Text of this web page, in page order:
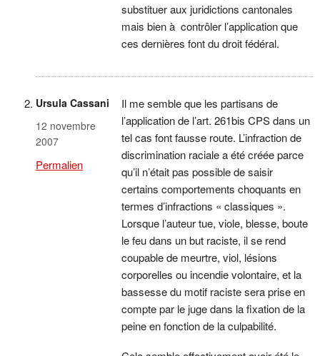
substituer aux juridictions cantonales
mais bien à contrôler l’application que
ces dernières font du droit fédéral.
Ursula Cassani
12 novembre
2007
Permalien
Il me semble que les partisans de
l’application de l’art. 261bis CPS dans un
tel cas font fausse route. L’infraction de
discrimination raciale a été créée parce
qu’il n’était pas possible de saisir
certains comportements choquants en
termes d’infractions « classiques ».
Lorsque l’auteur tue, viole, blesse, boute
le feu dans un but raciste, il se rend
coupable de meurtre, viol, lésions
corporelles ou incendie volontaire, et la
bassesse du motif raciste sera prise en
compte par le juge dans la fixation de la
peine en fonction de la culpabilité.